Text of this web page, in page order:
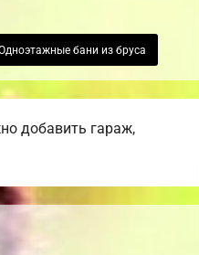
бани из бруса
добавить гараж,